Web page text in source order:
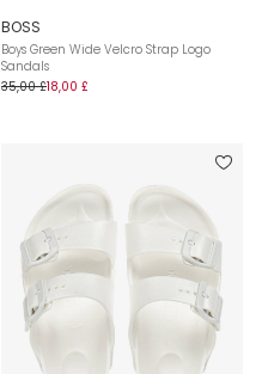
BOSS
Boys Green Wide Velcro Strap Logo
Sandals
35,00 £18,00 £